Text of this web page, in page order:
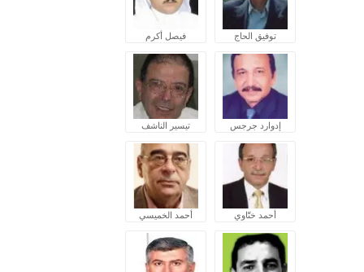
توفيق الحاج فيصل أكرم
إدوارد جرجس تيسير الناشف
أحمد ختّاوي أحمد الخميسي